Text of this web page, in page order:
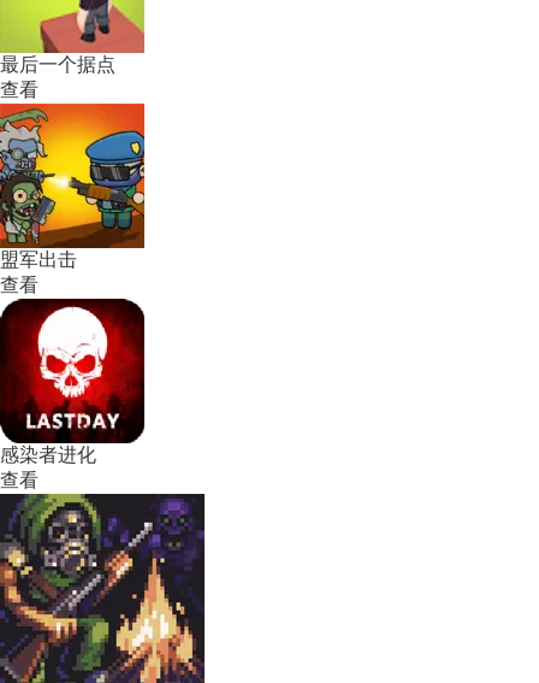
最后一个据点
查看
盟军出击
查看
感染者进化
查看